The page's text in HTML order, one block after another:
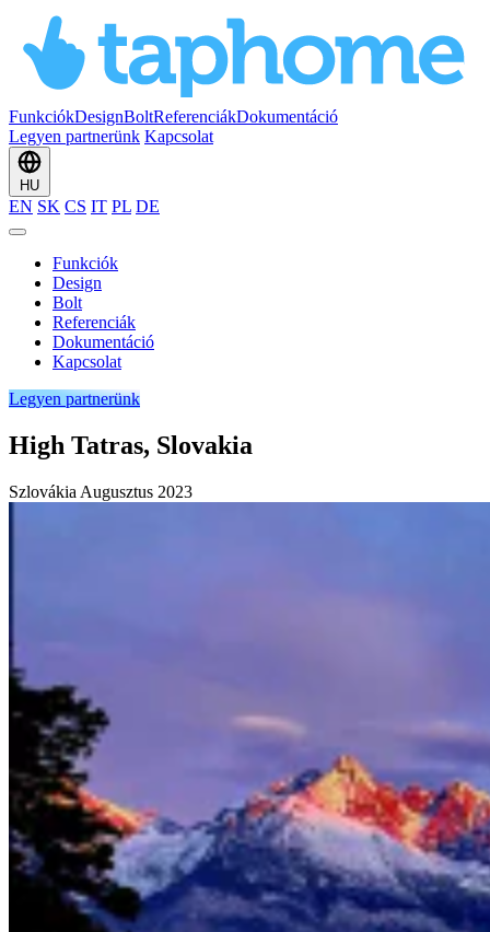
FunkciókDesignBoltReferenciákDokumentáció
Legyen partnerünk Kapcsolat
HU
EN SK CS IT PL DE
Funkciók
Design
Bolt
Referenciák
Dokumentáció
Kapcsolat
Legyen partnerünk
High Tatras, Slovakia
Szlovákia Augusztus 2023